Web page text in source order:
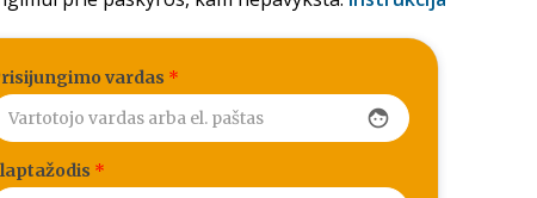
vardas *
face
*